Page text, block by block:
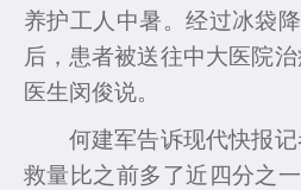
养护工人中暑。经过冰袋
后，患者被送往中大医院
医生闵俊说。
何建军告诉现代快报记
救量比之前多了近四分之